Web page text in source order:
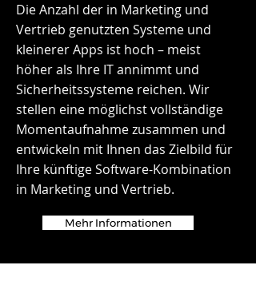
Die Anzahl der in Marketing und
Vertrieb genutzten Systeme und
kleinerer Apps ist hoch – meist
höher als Ihre IT annimmt und
Sicherheitssysteme reichen. Wir
stellen eine möglichst vollständige
Momentaufnahme zusammen und
entwickeln mit Ihnen das Zielbild für
Ihre künftige Software-Kombination
in Marketing und Vertrieb.
Mehr Informationen